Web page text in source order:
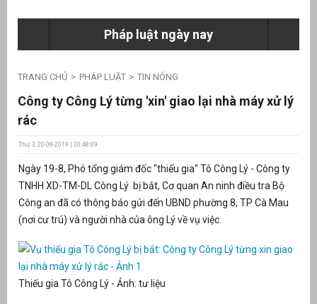
Pháp luật ngày nay
TRANG CHỦ PHÁP LUẬT TIN NÓNG
Công ty Công Lý từng 'xin' giao lại nhà máy xử lý
rác
Thứ 3, 20-08-2019 | 20:48:09
Ngày 19-8, Phó tổng giám đốc "thiếu gia" Tô Công Lý - Công ty
TNHH XD-TM-DL Công Lý bị bắt, Cơ quan An ninh điều tra Bộ
Công an đã có thông báo gửi đến UBND phường 8, TP Cà Mau
(nơi cư trú) và người nhà của ông Lý về vụ việc.
Thiếu gia Tô Công Lý - Ảnh: tư liệu